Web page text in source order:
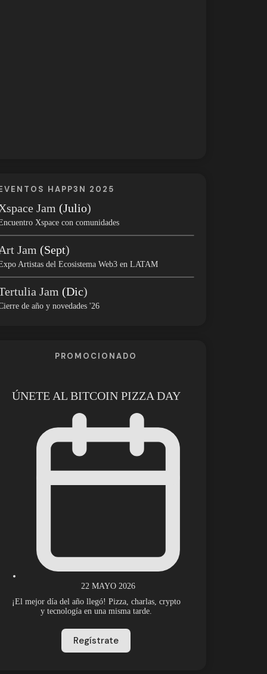
HAPP3N 2025
Jam (Julio)
Xspace con comunidades
Jam (Sept)
Artistas del Ecosistema Web3 en LATAM
Jam (Dic)
de año y novedades '26
PROMOCIONADO
ÚNETE AL BITCOIN PIZZA DAY
22 MAYO 2026
¡El mejor día del año llegó! Pizza, charlas, crypto
y tecnología en una misma tarde.
Regístrate